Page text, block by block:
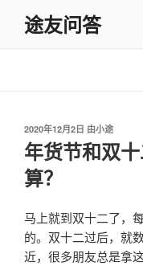
途友问答
发
布
于
2020年12月2日 由小途
年货节和双
算？
马上就到双十二了，
的。双十二过后，就
近，很多朋友总是拿